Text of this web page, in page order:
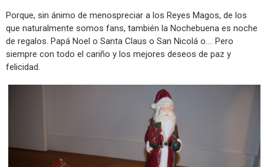
Porque, sin ánimo de menospreciar a los Reyes Magos, de los
que naturalmente somos fans, también la Nochebuena es noche
de regalos. Papá Noel o Santa Claus o San Nicolá o.... Pero
siempre con todo el cariño y los mejores deseos de paz y
felicidad.